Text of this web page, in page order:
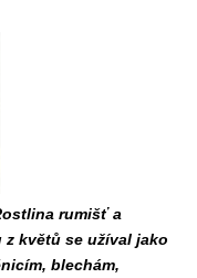
rumišť a
květů se užíval jako
blechám,